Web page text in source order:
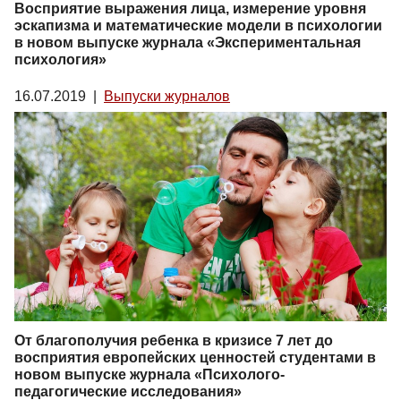
Восприятие выражения лица, измерение уровня
эскапизма и математические модели в психологии
в новом выпуске журнала «Экспериментальная
психология»
16.07.2019 Выпуски журналов
От благополучия ребенка в кризисе 7 лет до
восприятия европейских ценностей студентами в
новом выпуске журнала «Психолого-
педагогические исследования»